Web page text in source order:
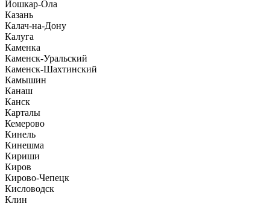
Йошкар-Ола
Казань
Калач-на-Дону
Калуга
Каменка
Каменск-Уральский
Каменск-Шахтинский
Камышин
Канаш
Канск
Карталы
Кемерово
Кинель
Кинешма
Кириши
Киров
Кирово-Чепецк
Кисловодск
Клин